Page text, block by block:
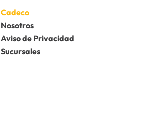
Cadeco
Nosotros
Aviso de Privacidad
Sucursales